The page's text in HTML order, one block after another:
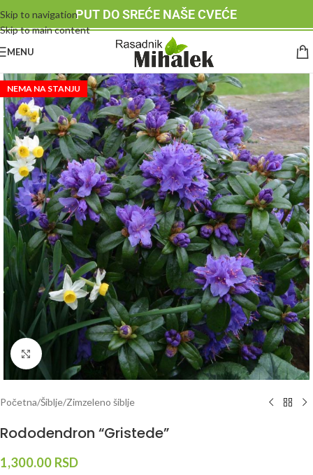
Skip to navigation
Skip to main content
PUT DO SREĆE NAŠE CVEĆE
MENU
NEMA NA STANJU
Klknite da uvećate
Početna/Šiblje/Zimzeleno šiblje
Rododendron “Gristede”
1,300.00 RSD